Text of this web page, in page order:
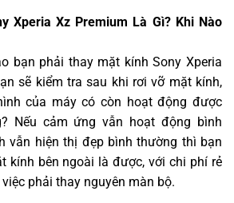
Xperia Xz Premium Là Gì? Khi Nào
bạn phải thay mặt kính Sony Xperia
sẽ kiểm tra sau khi rơi vỡ mặt kính,
của máy có còn hoạt động được
Nếu cảm ứng vẫn hoạt động bình
vẫn hiện thị đẹp bình thường thì bạn
kính bên ngoài là được, với chi phí rẻ
phải thay nguyên màn bộ.